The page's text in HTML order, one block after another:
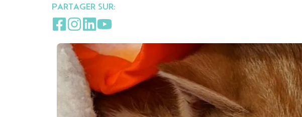
PARTAGER SUR: